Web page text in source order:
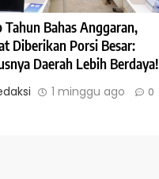
Tahun Bahas Anggaran,
Diberikan Porsi Besar:
Daerah Lebih Berdaya!
1 minggu ago 0